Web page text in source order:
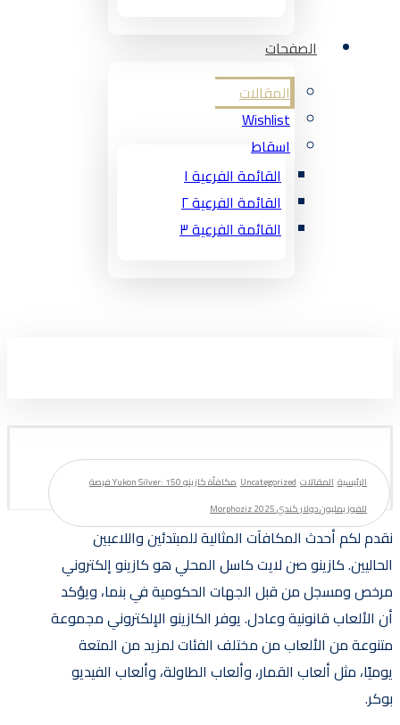
الصفحات
المقالات
Wishlist
اسقاط
القائمة الفرعية ١
القائمة الفرعية ٢
القائمة الفرعية ٣
الرئيسية المقالات Uncategorized
مكافأة كازينو Yukon Silver: 150 فرصة
للفوز بمليون دولار كندي 2025 Morphoziz
نقدم لكم أحدث المكافآت المثالية للمبتدئين واللاعبين
الحاليين. كازينو صن لايت كاسل المحلي هو كازينو إلكتروني
مرخص ومسجل من قبل الجهات الحكومية في بنما، ويؤكد
أن الألعاب قانونية وعادل.يوفر الكازينو الإلكتروني مجموعة
متنوعة من الألعاب من مختلف الفئات لمزيد من المتعة
يوميًا، مثل ألعاب القمار، وألعاب الطاولة، وألعاب الفيديو
بوكر.